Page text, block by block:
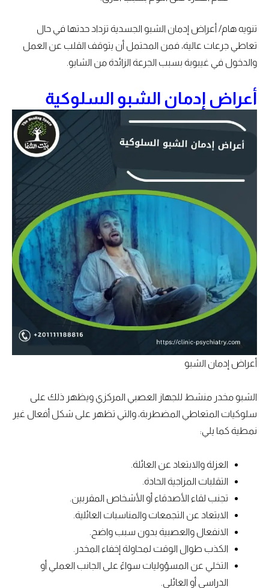
تنويه هام/ أعراض إدمان الشبو الجسدية تزداد حدتها في حال
تعاطي جرعات عالية، فمن المحتمل أن يتوقف القلب عن العمل
والدخول في غيبوبة بسبب الجرعة الزائدة من الشابو.
أعراض إدمان الشبو السلوكية
أعراض إدمان الشبو
الشبو مخدر منشط للجهاز العصبي المركزي ويظهر ذلك على
سلوكيات المتعاطي المضطربة، والتي تظهر على شكل أفعال غير
نمطية كما يلي:
العزلة والابتعاد عن العائلة.
التقلبات المزاجية الحادة.
تجنب لقاء الأصدقاء أو الأشخاص المقربين.
الابتعاد عن التجمعات والمناسبات العائلية.
الانفعال والعصبية بدون سبب واضح.
الكذب طوال الوقت لمحاولة إخفاء المخدر.
التخلي عن المسؤوليات سواءً على الجانب العملي أو
الدراسي أو العائلي.